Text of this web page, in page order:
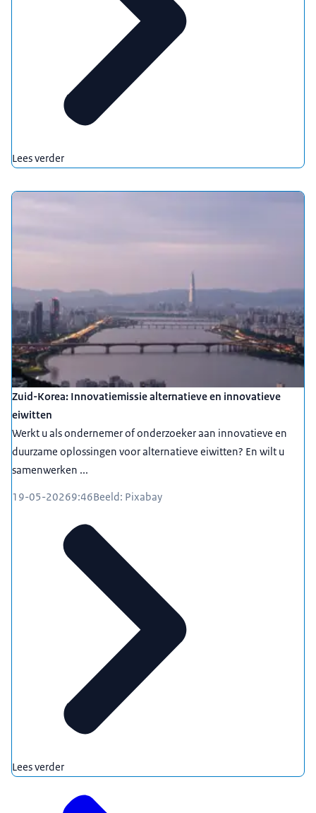
Lees verder
Zuid-Korea: Innovatiemissie alternatieve en innovatieve
eiwitten
Werkt u als ondernemer of onderzoeker aan innovatieve en
duurzame oplossingen voor alternatieve eiwitten? En wilt u
samenwerken ...
19-05-20269:46Beeld: Pixabay
Lees verder